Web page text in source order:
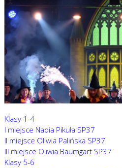
Klasy 1-4
I miejsce Nadia Pikuła SP37
II miejsce Oliwia Palińska SP37
III miejsce Oliwia Baumgart SP37
Klasy 5-6